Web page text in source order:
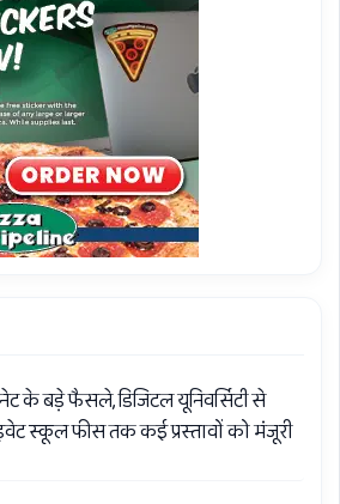
के बड़े फैसले, डिजिटल यूनिवर्सिटी से
स्कूल फीस तक कई प्रस्तावों को मंजूरी